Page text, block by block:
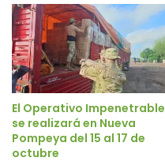
El Operativo Impenetrable
se realizará en Nueva
Pompeya del 15 al 17 de
octubre